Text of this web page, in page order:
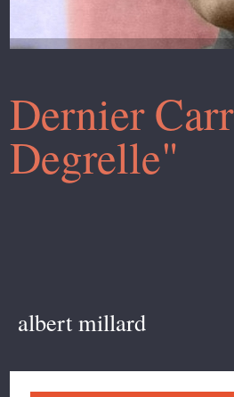
Dernier
Degrelle"
albert millard